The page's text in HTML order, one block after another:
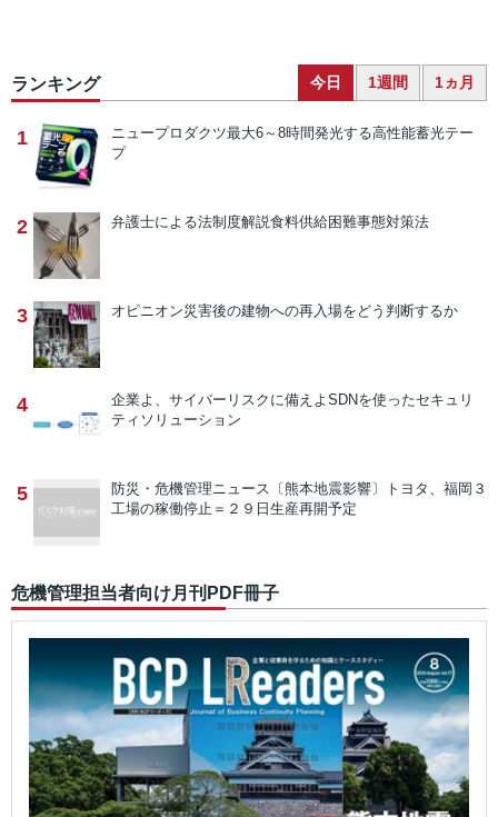
ランキング 今日 1週間 1ヵ月
1 ニュープロダクツ最大6～8時間発光する高性能蓄光テー
プ
2 弁護士による法制度解説食料供給困難事態対策法
3 オピニオン災害後の建物への再入場をどう判断するか
4 企業よ、サイバーリスクに備えよ SDNを使ったセキュリ
ティソリューション
5 防災・危機管理ニュース 〔熊本地震影響〕トヨタ、福岡３
工場の稼働停止＝２９日生産再開予定
危機管理担当者向け月刊PDF冊子